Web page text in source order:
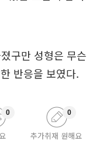
구만 성형은 무슨
반응을 보였다.
0
추가취재 원해요
0